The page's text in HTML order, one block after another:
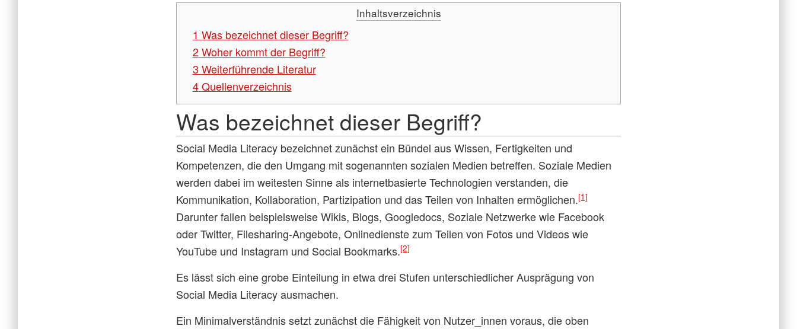
Inhaltsverzeichnis
1 Was bezeichnet dieser Begriff?
2 Woher kommt der Begriff?
3 Weiterführende Literatur
4 Quellenverzeichnis
Was bezeichnet dieser Begriff?
Social Media Literacy bezeichnet zunächst ein Bündel aus Wissen, Fertigkeiten und
Kompetenzen, die den Umgang mit sogenannten sozialen Medien betreffen. Soziale Medien
werden dabei im weitesten Sinne als internetbasierte Technologien verstanden, die
Kommunikation, Kollaboration, Partizipation und das Teilen von Inhalten ermöglichen.[1]
Darunter fallen beispielsweise Wikis, Blogs, Googledocs, Soziale Netzwerke wie Facebook
oder Twitter, Filesharing-Angebote, Onlinedienste zum Teilen von Fotos und Videos wie
YouTube und Instagram und Social Bookmarks.[2]
Es lässt sich eine grobe Einteilung in etwa drei Stufen unterschiedlicher Ausprägung von
Social Media Literacy ausmachen.
Ein Minimalverständnis setzt zunächst die Fähigkeit von Nutzer_innen voraus, die oben